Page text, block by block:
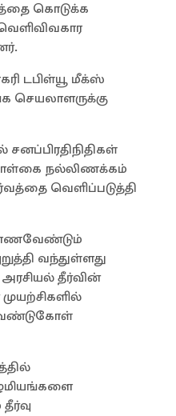
கொடுக்க
டபிள்யூ மீக்ஸ்
செயலாளருக்கு
நல்லிணக்கம்
வெளிப்படுத்தி
வந்துள்ளது
தீர்வின்